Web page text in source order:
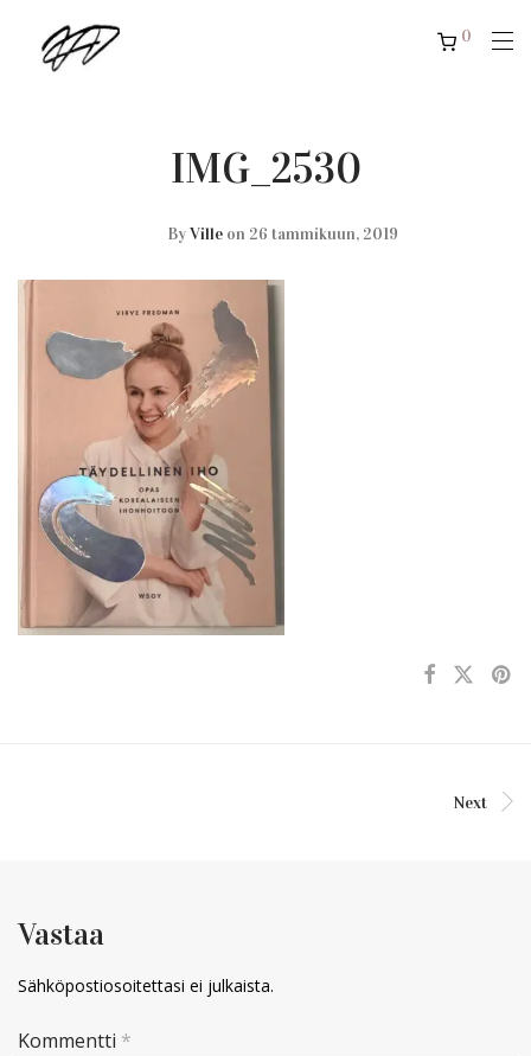
0
IMG_2530
ByVille on 26 tammikuun, 2019
Next
Vastaa
Sähköpostiosoitettasi ei julkaista.
Kommentti *